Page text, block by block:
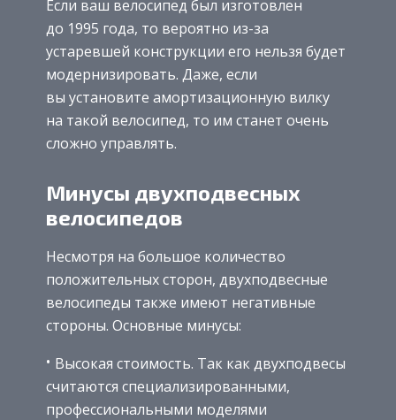
Если ваш велосипед был изготовлен
до 1995 года, то вероятно из-за
устаревшей конструкции его нельзя будет
модернизировать. Даже, если
вы установите амортизационную вилку
на такой велосипед, то им станет очень
сложно управлять.
Минусы двухподвесных
велосипедов
Несмотря на большое количество
положительных сторон, двухподвесные
велосипеды также имеют негативные
стороны. Основные минусы:
Высокая стоимость. Так как двухподвесы
считаются специализированными,
профессиональными моделями